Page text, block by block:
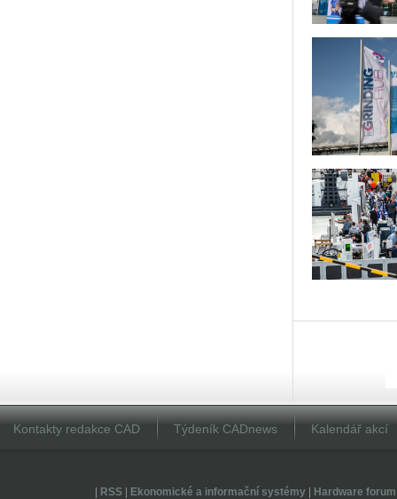
Kontakty redakce CAD Týdeník CADnews Kalendář akcí
RSS| Ekonomické a informační systémy| Hardware forum